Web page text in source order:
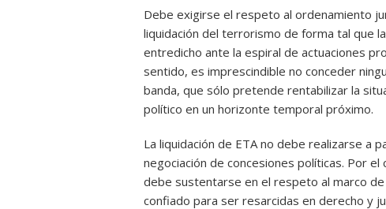
Debe exigirse el respeto al ordenamiento
liquidación del terrorismo de forma tal que
entredicho ante la espiral de actuaciones
sentido, es imprescindible no conceder
banda, que sólo pretende rentabilizar la
político en un horizonte temporal próximo.
La liquidación de ETA no debe realizarse a
negociación de concesiones políticas. Por
debe sustentarse en el respeto al marco
confiado para ser resarcidas en derecho y